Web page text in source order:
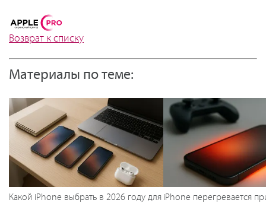
Возврат к списку
Материалы по теме:
Какой iPhone выбрать в 2026 году для iPhone перегревается